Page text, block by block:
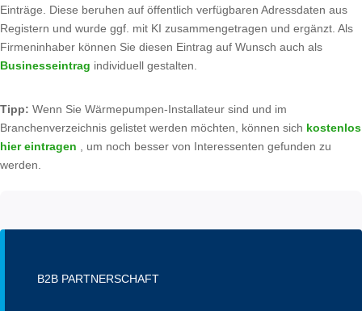
Einträge. Diese beruhen auf öffentlich verfügbaren Adressdaten aus
Registern und wurde ggf. mit KI zusammengetragen und ergänzt. Als
Firmeninhaber können Sie diesen Eintrag auf Wunsch auch als
Businesseintrag individuell gestalten.
Tipp: Wenn Sie Wärmepumpen-Installateur sind und im
Branchenverzeichnis gelistet werden möchten, können sich kostenlos
hier eintragen , um noch besser von Interessenten gefunden zu
werden.
B2B PARTNERSCHAFT